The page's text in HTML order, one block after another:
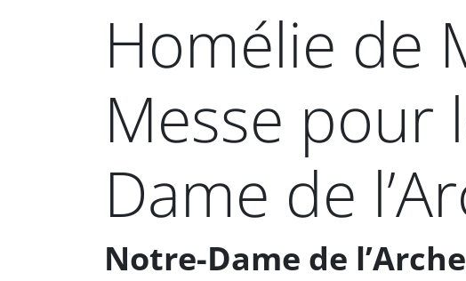
Homélie de
Messe pour
Dame de
Notre-Dame de